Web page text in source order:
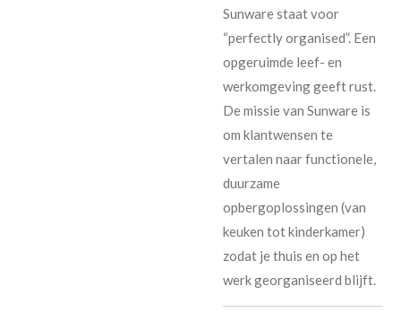
Sunware staat voor
“perfectly organised”. Een
opgeruimde leef- en
werkomgeving geeft rust.
De missie van Sunware is
om klantwensen te
vertalen naar functionele,
duurzame
opbergoplossingen (van
keuken tot kinderkamer)
zodat je thuis en op het
werk georganiseerd blijft.